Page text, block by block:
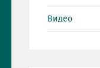
Видео